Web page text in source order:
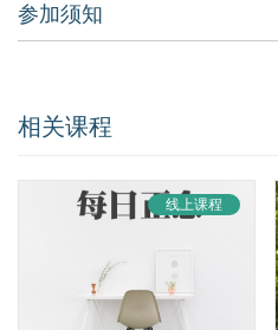
脑内直接产生差值频率下的“第三
能力。
在乐曲中整合低频的异频差值节拍
知，记忆和专注能力的效果。
「三」心理声学Psychoacoustic
心理声学（Psychoacoustic）是研
兴学科。《iAwake科技冥想音乐
样本，分析并提取那些能唤起平
音特性，然后细腻精巧地编排进
听iAwake音乐专辑的5分钟甚至更
参加须知
相关课程
线上课程